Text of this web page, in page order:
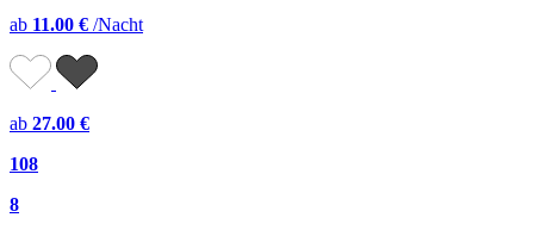
ab 11.00 € /Nacht
ab 27.00 €
108
8